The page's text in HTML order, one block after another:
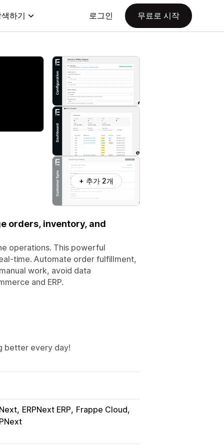
하기 로그인 무료로 시작
+ 추가 2개
orders, inventory, and
operations. This powerful
time. Automate order fulfillment,
work, avoid data
and ERP.
better every day!
ERPNext ERP Frappe Cloud